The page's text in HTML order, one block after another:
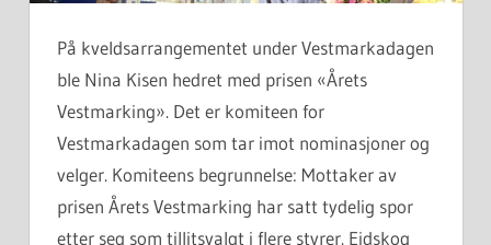
På kveldsarrangementet under Vestmarkadagen
ble Nina Kisen hedret med prisen «Årets
Vestmarking». Det er komiteen for
Vestmarkadagen som tar imot nominasjoner og
velger. Komiteens begrunnelse: Mottaker av
prisen Årets Vestmarking har satt tydelig spor
etter seg som tillitsvalgt i flere styrer. Eidskog